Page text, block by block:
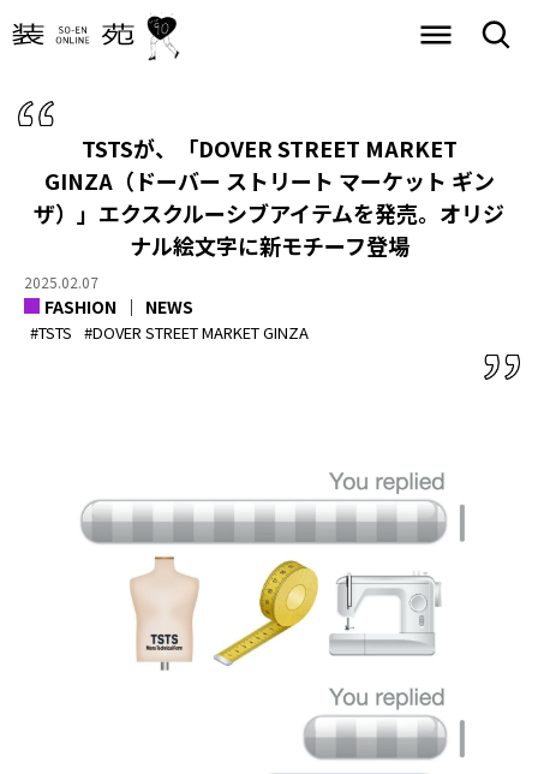
TSTSが、「DOVER STREET MARKET
GINZA（ドーバー ストリート マーケット ギン
ザ）」エクスクルーシブアイテムを発売。オリジ
ナル絵文字に新モチーフ登場
2025.02.07
FASHION NEWS
#TSTS #DOVER STREET MARKET GINZA